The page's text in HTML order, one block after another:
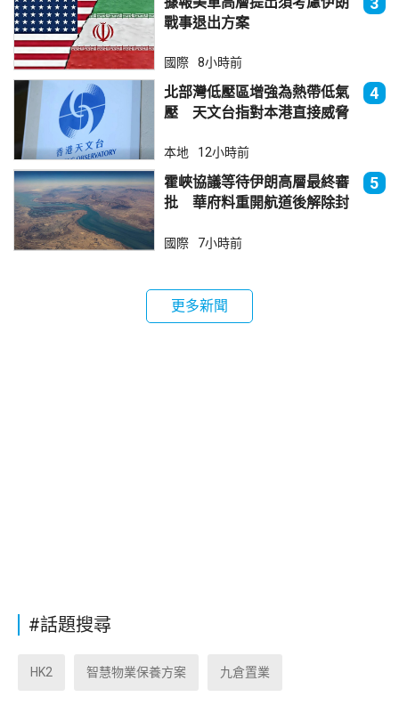
戰事退出方案
國際 8小時前
北部灣低壓區增強為熱帶低氣
壓 天文台指對本港直接威脅
4
本地 12小時前
霍峽協議等待伊朗高層最終審
批 華府料重開航道後解除封
5
國際 7小時前
更多新聞
#話題搜尋
HK2 智慧物業保養方案 九倉置業